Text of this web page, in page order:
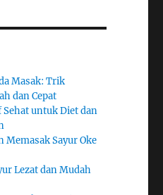
Masak: Trik
dan Cepat
Sehat untuk Diet dan
Memasak Sayur Oke
Lezat dan Mudah